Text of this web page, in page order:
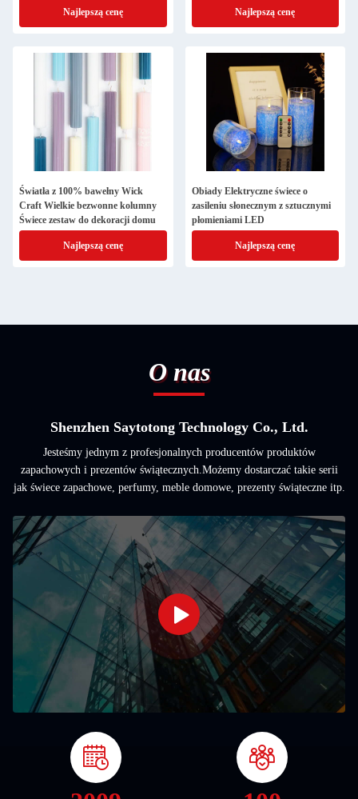
Najlepszą cenę Najlepszą cenę
Światła z 100% bawełny Wick
Craft Wielkie bezwonne kolumny
Świece zestaw do dekoracji domu
Najlepszą cenę
Obiady Elektryczne świece o
zasileniu słonecznym z sztucznymi
płomieniami LED
Najlepszą cenę
O nas
Shenzhen Saytotong Technology Co., Ltd.
Jesteśmy jednym z profesjonalnych producentów produktów
zapachowych i prezentów świątecznych.Możemy dostarczać takie serii
jak świece zapachowe, perfumy, meble domowe, prezenty świąteczne itp.